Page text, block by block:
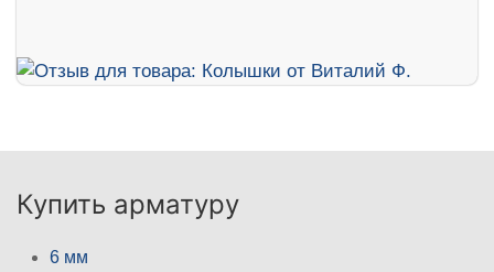
Купить арматуру
6 мм